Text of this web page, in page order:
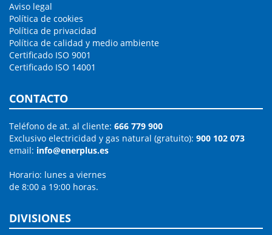
Aviso legal
Política de cookies
Política de privacidad
Política de calidad y medio ambiente
Certificado ISO 9001
Certificado ISO 14001
CONTACTO
Teléfono de at. al cliente: 666 779 900
Exclusivo electricidad y gas natural (gratuito): 900 102 073
email: info@enerplus.es
Horario: lunes a viernes
de 8:00 a 19:00 horas.
DIVISIONES